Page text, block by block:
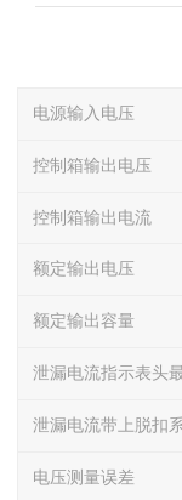
电源输入电压
控制箱输出电压
控制箱输出电流
额定输出电压
额定输出容量
电压测量误差